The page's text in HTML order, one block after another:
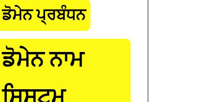
ਡੋਮੇਨ ਪ੍ਰਬੰਧਨ
ਡੋਮੇਨ ਨਾਮ
ਸਿਸਟਮ